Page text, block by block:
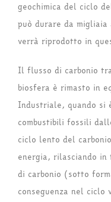
geochimica del ciclo
può durare da
verrà riprodotto in
Il flusso di carbonio
biosfera è rimasto in
Industriale, quando si
combustibili fossili
ciclo lento del
energia, rilasciando
di carbonio (sotto
conseguenza nel ciclo